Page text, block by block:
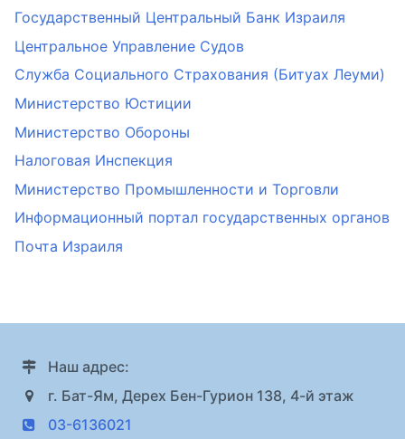
Государственный Центральный Банк Израиля
Центральное Управление Судов
Служба Социального Страхования (Битуах Леуми)
Министерство Юстиции
Министерство Обороны
Налоговая Инспекция
Министерство Промышленности и Торговли
Информационный портал государственных органов
Почта Израиля
Наш адрес:
г. Бат-Ям, Дерех Бен-Гурион 138, 4-й этаж
03-6136021